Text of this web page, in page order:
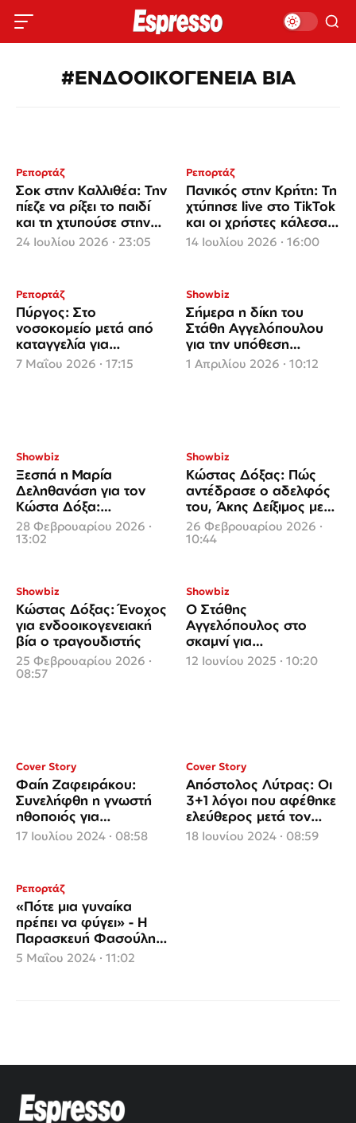
#ΕΝΔΟΟΙΚΟΓΕΝΕΙΑ ΒΙΑ
Ρεπορτάζ
Σοκ στην Καλλιθέα: Την
πίεζε να ρίξει το παιδί
και τη χτυπούσε στην
κοιλιά
24 Ιουλίου 2026 · 23:05
Ρεπορτάζ
Πανικός στην Κρήτη: Τη
χτύπησε live στο TikTok
και οι χρήστες κάλεσαν
το 112
14 Ιουλίου 2026 · 16:00
Ρεπορτάζ
Πύργος: Στο
νοσοκομείο μετά από
καταγγελία για
ενδοοικογενειακή βία
7 Μαΐου 2026 · 17:15
Showbiz
Σήμερα η δίκη του
Στάθη Αγγελόπουλου
για την υπόθεση
ενδοοικογενειακής βίας
1 Απριλίου 2026 · 10:12
Showbiz
Ξεσπά η Μαρία
Δεληθανάση για τον
Κώστα Δόξα:
«Ακούστηκαν σοβαρά
ψέματα, θα
28 Φεβρουαρίου 2026 ·
13:02
Showbiz
Κώστας Δόξας: Πώς
αντέδρασε ο αδελφός
του, Άκης Δείξιμος μετά
την απόφαση ενοχής
26 Φεβρουαρίου 2026 ·
10:44
Showbiz
Κώστας Δόξας: Ένοχος
για ενδοοικογενειακή
βία ο τραγουδιστής
25 Φεβρουαρίου 2026 ·
08:57
Showbiz
Ο Στάθης
Αγγελόπουλος στο
σκαμνί για
ενδοοικογενειακή βία
12 Ιουνίου 2025 · 10:20
Cover Story
Φαίη Ζαφειράκου:
Συνελήφθη η γνωστή
ηθοποιός για
ξυλοδαρμό του πρώην
17 Ιουλίου 2024 · 08:58
Cover Story
Απόστολος Λύτρας: Οι
3+1 λόγοι που αφέθηκε
ελεύθερος μετά τον
άγριο ξυλοδαρμό της
18 Ιουνίου 2024 · 08:59
Ρεπορτάζ
«Πότε μια γυναίκα
πρέπει να φύγει» - Η
Παρασκευή Φασούλη
μιλά για τα περιστατικά
5 Μαΐου 2024 · 11:02